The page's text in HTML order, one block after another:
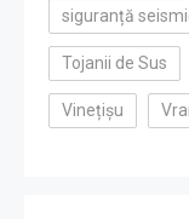
siguranță
Tojanii de Sus
Vinețișu